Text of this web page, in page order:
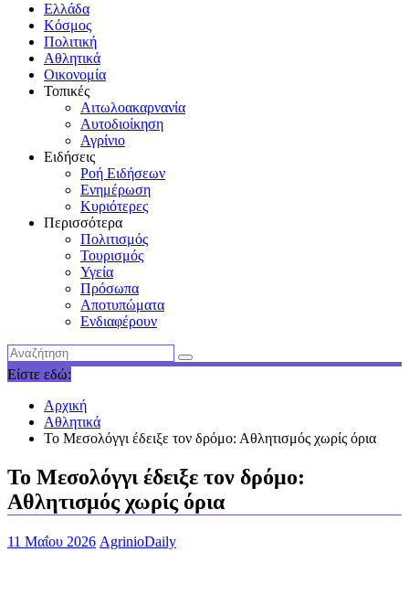
Ελλάδα
Κόσμος
Πολιτική
Αθλητικά
Οικονομία
Τοπικές
Αιτωλοακαρνανία
Αυτοδιοίκηση
Αγρίνιο
Ειδήσεις
Ροή Ειδήσεων
Ενημέρωση
Κυριότερες
Περισσότερα
Πολιτισμός
Τουρισμός
Υγεία
Πρόσωπα
Αποτυπώματα
Ενδιαφέρουν
Είστε εδώ:
Αρχική
Αθλητικά
Το Μεσολόγγι έδειξε τον δρόμο: Αθλητισμός χωρίς όρια
Το Μεσολόγγι έδειξε τον δρόμο:
Αθλητισμός χωρίς όρια
11 Μαΐου 2026 AgrinioDaily